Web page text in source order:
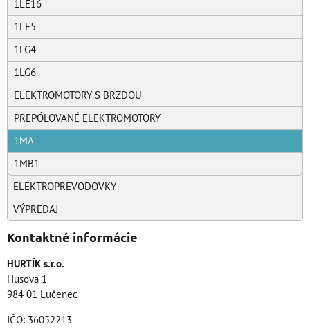
1LE16
1LE5
1LG4
1LG6
ELEKTROMOTORY S BRZDOU
PREPÓLOVANÉ ELEKTROMOTORY
1MA
1MB1
ELEKTROPREVODOVKY
VÝPREDAJ
Kontaktné informácie
HURTÍK s.r.o.
Husova 1
984 01 Lučenec
IČO: 36052213